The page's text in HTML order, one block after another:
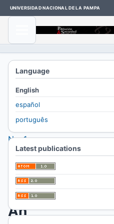
UNIVERSIDAD NACIONAL DE LA PAMPA
Home
Archives
Vol. 28
No. 1
(2021)
Notas
An
Language
English
español
português
Latest publications